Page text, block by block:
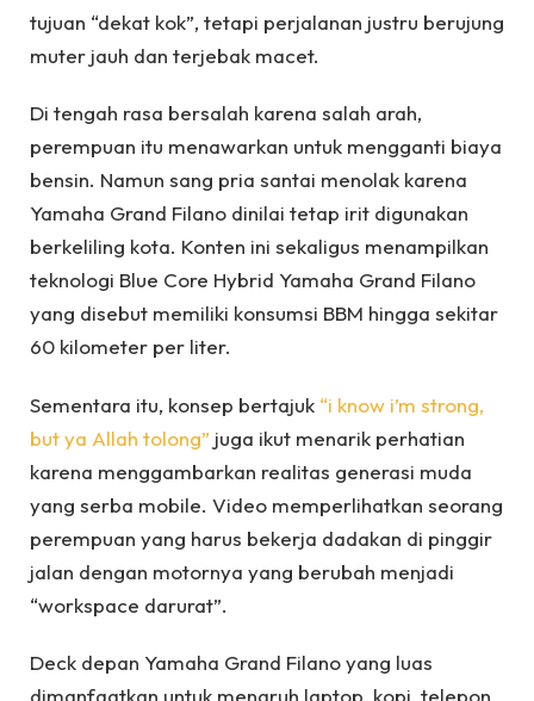
tujuan “dekat kok”, tetapi perjalanan justru berujung
muter jauh dan terjebak macet.
Di tengah rasa bersalah karena salah arah,
perempuan itu menawarkan untuk mengganti biaya
bensin. Namun sang pria santai menolak karena
Yamaha Grand Filano dinilai tetap irit digunakan
berkeliling kota. Konten ini sekaligus menampilkan
teknologi Blue Core Hybrid Yamaha Grand Filano
yang disebut memiliki konsumsi BBM hingga sekitar
60 kilometer per liter.
Sementara itu, konsep bertajuk “i know i’m strong,
but ya Allah tolong” juga ikut menarik perhatian
karena menggambarkan realitas generasi muda
yang serba mobile. Video memperlihatkan seorang
perempuan yang harus bekerja dadakan di pinggir
jalan dengan motornya yang berubah menjadi
“workspace darurat”.
Deck depan Yamaha Grand Filano yang luas
dimanfaatkan untuk menaruh laptop, kopi, telepon